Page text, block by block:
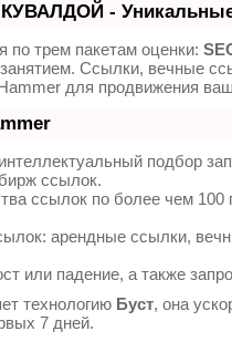
- Уникальные
по трем пакетам оценки:
Ссылки, вечные
для продвижения
подбор
ссылок.
ссылок по более чем
арендные ссылки,
или падение, а также
технологию Буст, она
7 дней.